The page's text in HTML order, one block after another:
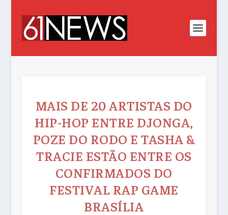
MAIS DE 20 ARTISTAS DO
HIP-HOP ENTRE DJONGA,
POZE DO RODO E TASHA &
TRACIE ESTÃO ENTRE OS
CONFIRMADOS DO
FESTIVAL RAP GAME
BRASÍLIA